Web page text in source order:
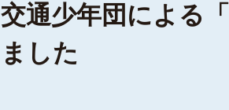
交通少年団による
ました